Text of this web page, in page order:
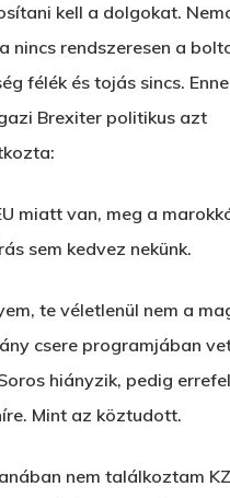
kell a dolgokat.
nincs rendszeresen a
félék és tojás sincs.
Brexiter politikus azt
miatt van, meg a
sem kedvez nekünk.
te véletlenül nem a
csere programjában
hiányzik, pedig
Mint az köztudott.
nem találkoztam